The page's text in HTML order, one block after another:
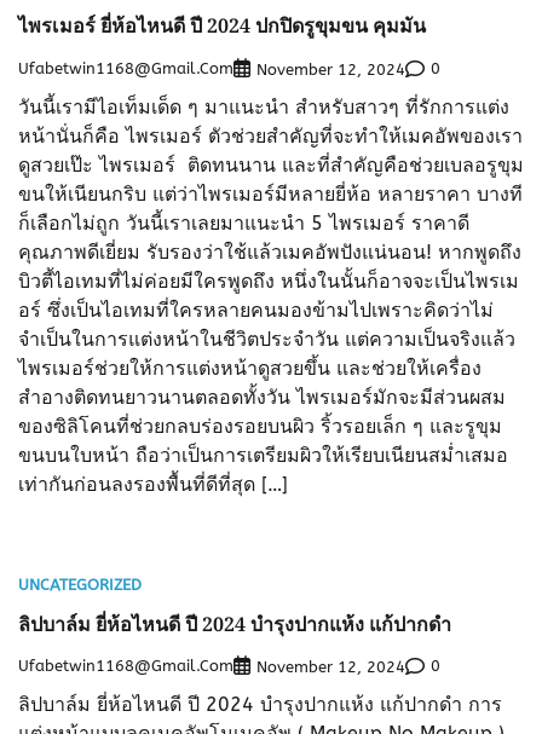
ไพรเมอร์ ยี่ห้อไหนดี ปี 2024 ปกปิดรูขุมขน คุมมัน
Ufabetwin1168@gmail.com November 12, 2024 0
วันนี้เรามีไอเท็มเด็ด ๆ มาแนะนำ สำหรับสาวๆ ที่รักการแต่ง
หน้านั่นก็คือ ไพรเมอร์ ตัวช่วยสำคัญที่จะทำให้เมคอัพของเรา
ดูสวยเป๊ะ ไพรเมอร์ ติดทนนาน และที่สำคัญคือช่วยเบลอรูขุม
ขนให้เนียนกริบ แต่ว่าไพรเมอร์มีหลายยี่ห้อ หลายราคา บางที
ก็เลือกไม่ถูก วันนี้เราเลยมาแนะนำ 5 ไพรเมอร์ ราคาดี
คุณภาพดีเยี่ยม รับรองว่าใช้แล้วเมคอัพปังแน่นอน! หากพูดถึง
บิวตี้ไอเทมที่ไม่ค่อยมีใครพูดถึง หนึ่งในนั้นก็อาจจะเป็นไพรเม
อร์ ซึ่งเป็นไอเทมที่ใครหลายคนมองข้ามไปเพราะคิดว่าไม่
จำเป็นในการแต่งหน้าในชีวิตประจำวัน แต่ความเป็นจริงแล้ว
ไพรเมอร์ช่วยให้การแต่งหน้าดูสวยขึ้น และช่วยให้เครื่อง
สำอางติดทนยาวนานตลอดทั้งวัน ไพรเมอร์มักจะมีส่วนผสม
ของซิลิโคนที่ช่วยกลบร่องรอยบนผิว ริ้วรอยเล็ก ๆ และรูขุม
ขนบนใบหน้า ถือว่าเป็นการเตรียมผิวให้เรียบเนียนสม่ำเสมอ
เท่ากันก่อนลงรองพื้นที่ดีที่สุด […]
UNCATEGORIZED
ลิปบาล์ม ยี่ห้อไหนดี ปี 2024 บำรุงปากแห้ง แก้ปากดำ
Ufabetwin1168@gmail.com November 12, 2024 0
ลิปบาล์ม ยี่ห้อไหนดี ปี 2024 บำรุงปากแห้ง แก้ปากดำ การ